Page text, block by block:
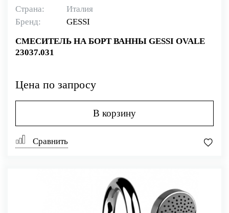
Страна:
Италия
Бренд:
GESSI
СМЕСИТЕЛЬ НА БОРТ ВАННЫ GESSI OVALE
23037.031
Цена по запросу
В корзину
Сравнить